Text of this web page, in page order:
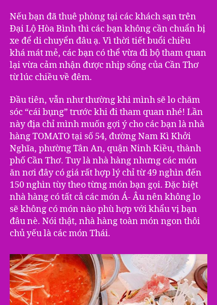
Nếu bạn đã thuê phòng tại các khách sạn trên
Đại Lộ Hòa Bình thì các bạn không cần chuẩn bị
xe để di chuyển đâu ạ. Vì thời tiết buổi chiều
khá mát mẻ, các bạn có thể vừa đi bộ tham quan
lại vừa cảm nhận được nhịp sống của Cần Thơ
từ lúc chiều về đêm.
Đầu tiên, vẫn như thường khi mình sẽ lo chăm
sóc “cái bụng” trước khi đi tham quan nhé! Lần
này địa chỉ mình muốn gợi ý cho các bạn là nhà
hàng TOMATO tại số 54, đường Nam Kì Khởi
Nghĩa, phường Tân An, quận Ninh Kiều, thành
phố Cần Thơ. Tuy là nhà hàng nhưng các món
ăn nơi đây có giá rất hợp lý chỉ từ 49 nghìn đến
150 nghìn tùy theo từng món bạn gọi. Đặc biệt
nhà hàng có tất cả các món Á- Âu nên không lo
sẽ không có món nào phù hợp với khẩu vị bạn
đâu nè. Nói thật, nhà hàng toàn món ngon thôi
chủ yếu là các món Thái.